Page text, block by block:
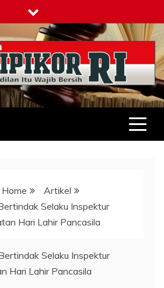
Home
Artikel
Selaku Inspektur
Hari Lahir Pancasila